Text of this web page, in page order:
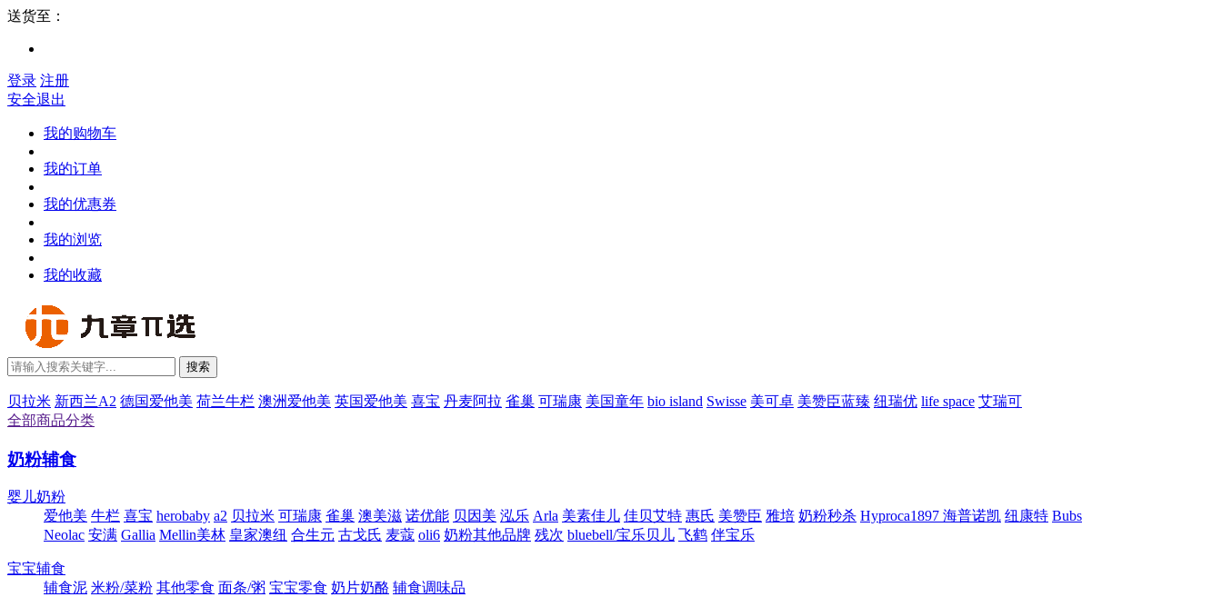
送货至：
登录 注册
安全退出
我的购物车
我的订单
我的优惠券
我的浏览
我的收藏
搜索
贝拉米 新西兰A2 德国爱他美 荷兰牛栏 澳洲爱他美 英国爱他美 喜宝 丹麦阿拉 雀巢 可瑞康 美国童年 bio island Swisse 美可卓 美赞臣蓝臻 纽瑞优 life space 艾瑞可
全部商品分类
奶粉辅食
婴儿奶粉
爱他美 牛栏 喜宝 herobaby a2 贝拉米 可瑞康 雀巢 澳美滋 诺优能 贝因美 泓乐 Arla 美素佳儿 佳贝艾特 惠氏 美赞臣 雅培 奶粉秒杀 Hyproca1897 海普诺凯 纽康特 Bubs
Neolac 安满 Gallia Mellin美林 皇家澳纽 合生元 古戈氏 麦蔻 oli6 奶粉其他品牌 残次 bluebell/宝乐贝儿 飞鹤 伴宝乐
宝宝辅食
辅食泥 米粉/菜粉 其他零食 面条/粥 宝宝零食 奶片奶酪 辅食调味品